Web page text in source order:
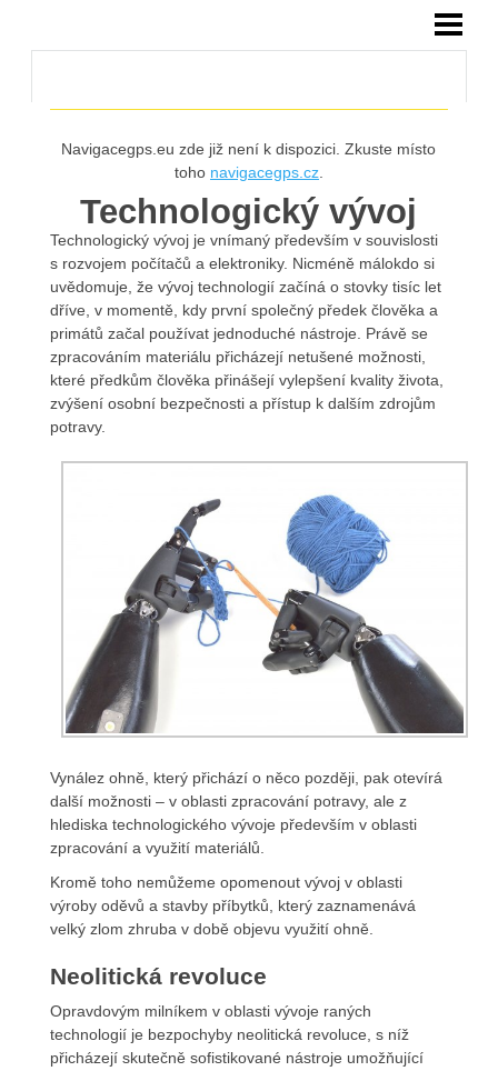
Navigacegps.eu zde již není k dispozici. Zkuste místo
toho navigacegps.cz.
Technologický vývoj
Technologický vývoj je vnímaný především v souvislosti
s rozvojem počítačů a elektroniky. Nicméně málokdo si
uvědomuje, že vývoj technologií začíná o stovky tisíc let
dříve, v momentě, kdy první společný předek člověka a
primátů začal používat jednoduché nástroje. Právě se
zpracováním materiálu přicházejí netušené možnosti,
které předkům člověka přinášejí vylepšení kvality života,
zvýšení osobní bezpečnosti a přístup k dalším zdrojům
potravy.
Vynález ohně, který přichází o něco později, pak otevírá
další možnosti – v oblasti zpracování potravy, ale z
hlediska technologického vývoje především v oblasti
zpracování a využití materiálů.
Kromě toho nemůžeme opomenout vývoj v oblasti
výroby oděvů a stavby příbytků, který zaznamenává
velký zlom zhruba v době objevu využití ohně.
Neolitická revoluce
Opravdovým milníkem v oblasti vývoje raných
technologií je bezpochyby neolitická revoluce, s níž
přicházejí skutečně sofistikované nástroje umožňující